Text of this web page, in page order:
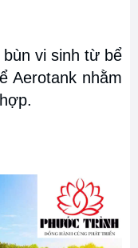
vi sinh từ bể
Aerotank nhằm